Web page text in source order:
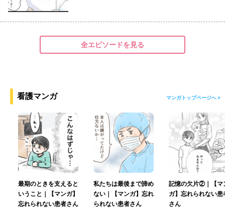
全エピソードを見る
看護マンガ マンガトップページへ >
最期のときを支えると
いうこと｜【マンガ】
忘れられない患者さん
私たちは最後まで諦め
ない｜【マンガ】忘れ
られない患者さん
記憶の欠片②｜【マ
ガ】忘れられない患
さん